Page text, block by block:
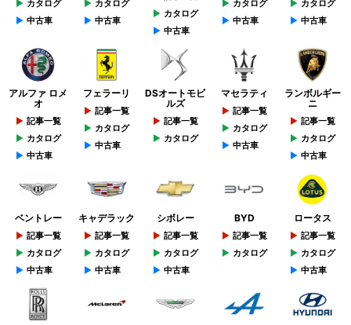
カタログ
中古車
カタログ
中古車
カタログ
中古車
カタログ
中古車
カタログ
中古車
アルファ ロメ
オ
記事一覧
カタログ
中古車
フェラーリ
記事一覧
カタログ
中古車
DSオートモビ
ルズ
記事一覧
カタログ
マセラティ
記事一覧
カタログ
中古車
ランボルギー
ニ
記事一覧
カタログ
中古車
ベントレー
記事一覧
カタログ
中古車
キャデラック
記事一覧
カタログ
中古車
シボレー
記事一覧
カタログ
中古車
BYD
記事一覧
カタログ
ロータス
記事一覧
カタログ
中古車